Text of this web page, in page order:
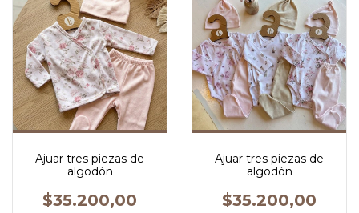
Ajuar tres piezas de
algodón
$35.200,00
Ajuar tres piezas de
algodón
$35.200,00